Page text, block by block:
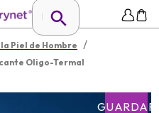
Piel de Hombre /
Oligo-Termal
GUARDAR